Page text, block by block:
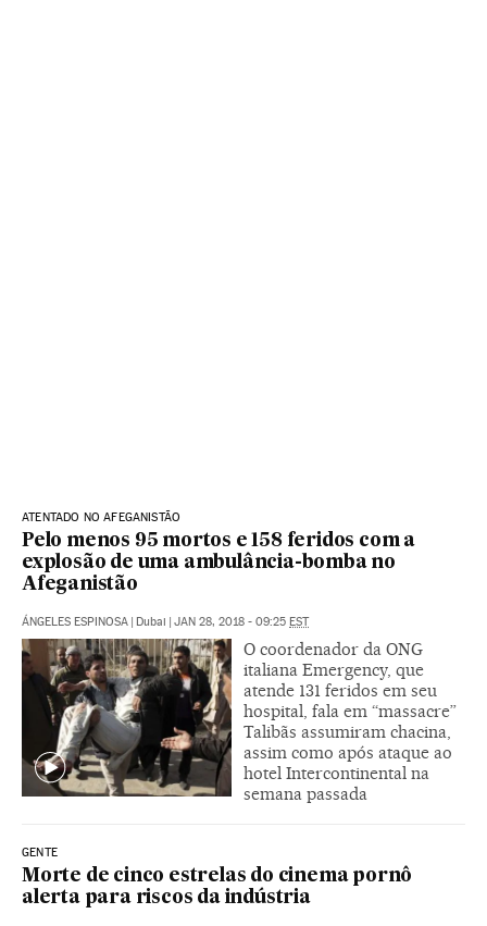
ATENTADO NO AFEGANISTÃO
Pelo menos 95 mortos e 158 feridos com a
explosão de uma ambulância-bomba no
Afeganistão
ÁNGELES ESPINOSA | Dubai | JAN 28, 2018 - 09:25 EST
O coordenador da ONG
italiana Emergency, que
atende 131 feridos em seu
hospital, fala em “massacre”
Talibãs assumiram chacina,
assim como após ataque ao
hotel Intercontinental na
semana passada
GENTE
Morte de cinco estrelas do cinema pornô
alerta para riscos da indústria